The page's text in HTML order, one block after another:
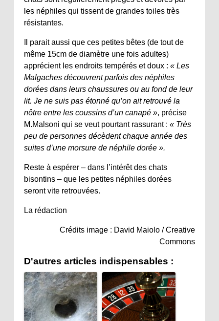
les néphiles qui tissent de grandes toiles très
résistantes.
Il parait aussi que ces petites bêtes (de tout de
même 15cm de diamètre une fois adultes)
apprécient les endroits tempérés et doux : « Les
Malgaches découvrent parfois des néphiles
dorées dans leurs chaussures ou au fond de leur
lit. Je ne suis pas étonné qu’on ait retrouvé la
nôtre entre les coussins d’un canapé », précise
M.Malsoni qui se veut pourtant rassurant : « Très
peu de personnes décèdent chaque année des
suites d’une morsure de néphile dorée ».
Reste à espérer – dans l’intérêt des chats
bisontins – que les petites néphiles dorées
seront vite retrouvées.
La rédaction
Crédits image : David Maiolo / Creative
Commons
D'autres articles indispensables :